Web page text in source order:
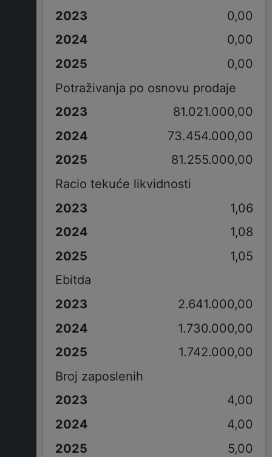
0,00
0,00
0,00
Potraživanja po osnovu prodaje
81.021.000,00
73.454.000,00
81.255.000,00
Racio tekuće likvidnosti
1,06
1,08
1,05
Ebitda
2.641.000,00
1.730.000,00
1.742.000,00
Broj zaposlenih
4,00
4,00
5,00